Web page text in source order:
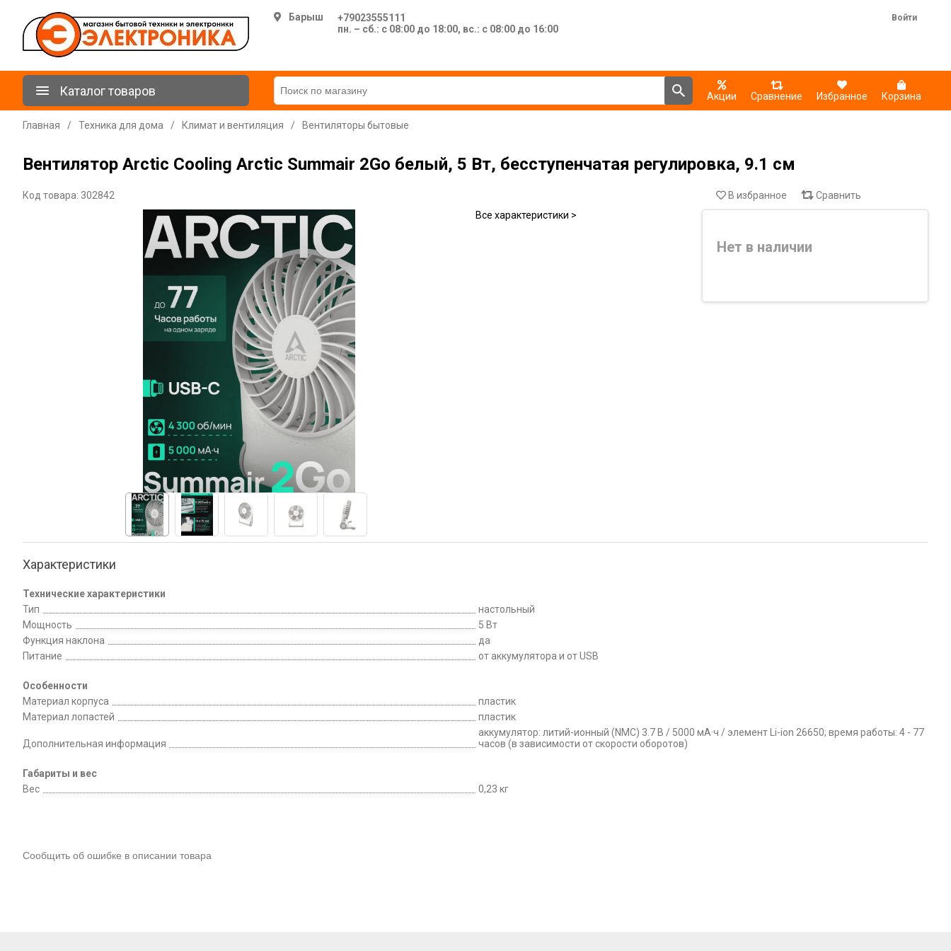
Барыш
+79023555111
пн. – сб.: с 08:00 до 18:00, вс.: с 08:00 до 16:00
Войти
Каталог товаров Акции Сравнение Избранное Корзина
Главная / Техника для дома / Климат и вентиляция / Вентиляторы бытовые
Вентилятор Arctic Cooling Arctic Summair 2Go белый, 5 Вт, бесступенчатая регулировка, 9.1 см
Код товара: 302842
Все характеристики >
В избранное Сравнить
Нет в наличии
Характеристики
Технические характеристики
Тип
настольный
Мощность
5 Вт
Функция наклона
да
Питание
от аккумулятора и от USB
Особенности
Материал корпуса
пластик
Материал лопастей
пластик
Дополнительная информация
аккумулятор: литий-ионный (NMC) 3.7 В / 5000 мА·ч / элемент Li-ion 26650; время работы: 4 - 77
часов (в зависимости от скорости оборотов)
Габариты и вес
Вес
0,23 кг
Сообщить об ошибке в описании товара